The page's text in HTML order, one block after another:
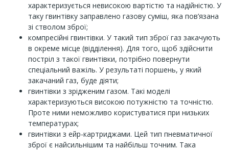
характеризується невисокою вартістю та надійністю. У
таку гвинтівку заправлено газову суміш, яка пов’язана
зі стволом зброї;
компресійні гвинтівки. У такий тип зброї газ закачують
в окреме місце (відділення). Для того, щоб здійснити
постріл з такої гвинтівки, потрібно повернути
спеціальний важіль. У результаті поршень, у який
закачаний газ, буде діяти;
гвинтівки з зрідженим газом. Такі моделі
характеризуються високою потужністю та точністю.
Проте ними неможливо користуватися при низьких
температурах;
гвинтівки з ейр-картриджами. Цей тип пневматичної
зброї є найсильнішим та найбільш точним. Така